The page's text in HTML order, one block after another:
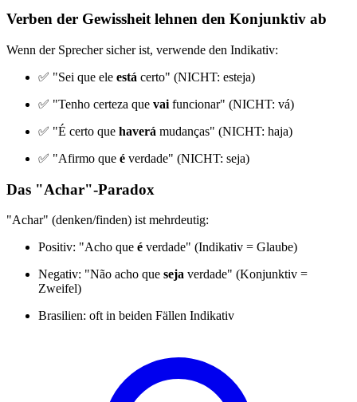
Verben der Gewissheit lehnen den Konjunktiv ab
Wenn der Sprecher sicher ist, verwende den Indikativ:
✅ "Sei que ele está certo" (NICHT: esteja)
✅ "Tenho certeza que vai funcionar" (NICHT: vá)
✅ "É certo que haverá mudanças" (NICHT: haja)
✅ "Afirmo que é verdade" (NICHT: seja)
Das "Achar"-Paradox
"Achar" (denken/finden) ist mehrdeutig:
Positiv: "Acho que é verdade" (Indikativ = Glaube)
Negativ: "Não acho que seja verdade" (Konjunktiv =
Zweifel)
Brasilien: oft in beiden Fällen Indikativ